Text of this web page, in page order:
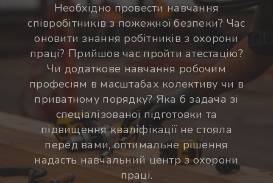
Необхідно провести навчання
співробітників з пожежної безпеки? Час
оновити знання робітників з охорони
праці? Прийшов час пройти атестацію?
Чи додаткове навчання робочим
професіям в масштабах колективу чи в
приватному порядку? Яка б задача зі
спеціалізованої підготовки та
підвищення кваліфікації не стояла
перед вами, оптимальне рішення
надасть навчальний центр з охорони
праці.